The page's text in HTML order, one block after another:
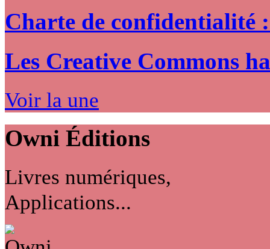
Charte de confidentialité
Les Creative Commons
Voir la une
Owni Éditions
Livres numériques,
Applications...